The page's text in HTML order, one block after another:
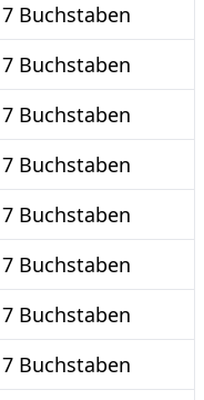
7 Buchstaben
7 Buchstaben
7 Buchstaben
7 Buchstaben
7 Buchstaben
7 Buchstaben
7 Buchstaben
7 Buchstaben